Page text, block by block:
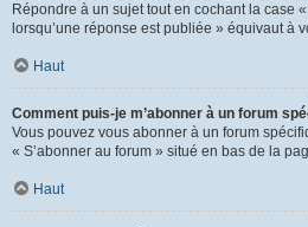
Répondre à un sujet tout en cochant la case
lorsqu’une réponse est publiée » équivaut à
Haut
Comment puis-je m’abonner à un forum
Vous pouvez vous abonner à un forum
« S’abonner au forum » situé en bas de la
Haut